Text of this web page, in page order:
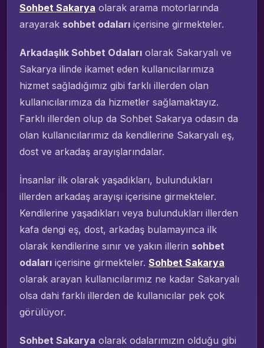
Sohbet Sakarya olarak arama motorlarında
arayarak sohbet odaları içerisine girmekteler.
Arkadaşlık Sohbet Odaları olarak Sakaryalı ve
Sakarya ilinde ikamet eden kullanıcılarımıza
hizmet sağladığımız gibi farklı illerden olan
kullanıcılarımıza da hizmetler sağlamaktayız.
Farklı illerden olup da Sohbet Sakarya odasın da
olan kullanıcılarımız da kendilerine Sakaryalı eş,
dost ve arkadaş arayışlarındalar.
İnsanlar ilk olarak yaşadıkları, bulundukları
illerden arkadaş arayışı içerisine girmekteler.
Kendilerine yaşadıkları veya bulundukları illerden
kafa dengi eş, dost, arkadaş bulamayınca ilk
olarak kendilerine sınır ve yakın illerin sohbet
odaları içerisine girmekteler. Sohbet Sakarya
olarak arayan kullanıcılarımız ne kadar Sakaryalı
olsa dahi farklı illerden de kullanıcılar pek çok
görülüyor.
Sohbet Sakarya olarak odalarımızın olduğu gibi